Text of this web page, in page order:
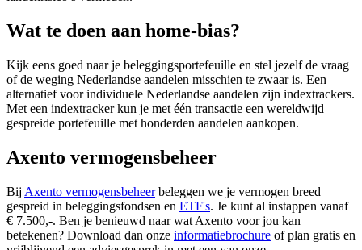
Wat te doen aan home-bias?
Kijk eens goed naar je beleggingsportefeuille en stel jezelf de vraag
of de weging Nederlandse aandelen misschien te zwaar is. Een
alternatief voor individuele Nederlandse aandelen zijn indextrackers.
Met een indextracker kun je met één transactie een wereldwijd
gespreide portefeuille met honderden aandelen aankopen.
Axento vermogensbeheer
Bij Axento vermogensbeheerbeleggen we je vermogen breed
gespreid in beleggingsfondsen en ETF's. Je kunt al instappen vanaf
€ 7.500,-. Ben je benieuwd naar wat Axento voor jou kan
betekenen? Download dan onze informatiebrochure of plan gratis en